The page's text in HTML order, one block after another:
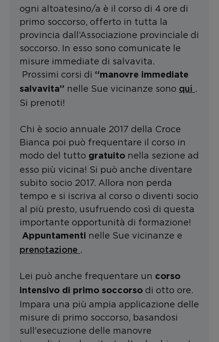
ogni altoatesino/a è il corso di 4 ore di
primo soccorso, offerto in tutta la
provincia dall’Associazione provinciale di
soccorso. In esso sono comunicate le
misure immediate di salvavita.
Prossimi corsi di “manovre immediate
salvavita” nelle Sue vicinanze sono qui .
Si prenoti!
Chi è socio annuale 2017 della Croce
Bianca poi può frequentare il corso in
modo del tutto gratuito nella sezione ad
esso più vicina! Si può anche diventare
subito socio 2017. Allora non perda
tempo e si iscriva al corso o diventi socio
al più presto, usufruendo così di questa
importante opportunità di formazione!
Appuntamenti nelle Sue vicinanze e
prenotazione .
Lei può anche frequentare un corso
intensivo di primo soccorso di otto ore.
Impara una più ampia applicazione delle
misure di primo soccorso, basandosi
sull'esecuzione delle manovre